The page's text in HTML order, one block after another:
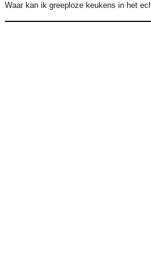
Waar kan ik greeploze keukens in het